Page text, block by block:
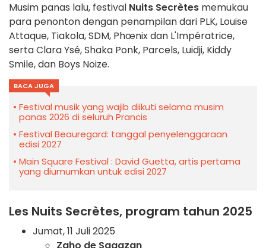
Musim panas lalu, festival Nuits Secrètes memukau
para penonton dengan penampilan dari PLK, Louise
Attaque, Tiakola, SDM, Phœnix dan L'Impératrice,
serta Clara Ysé, Shaka Ponk, Parcels, Luidji, Kiddy
Smile, dan Boys Noize.
BACA JUGA
Festival musik yang wajib diikuti selama musim
panas 2026 di seluruh Prancis
Festival Beauregard: tanggal penyelenggaraan
edisi 2027
Main Square Festival : David Guetta, artis pertama
yang diumumkan untuk edisi 2027
Les Nuits Secrètes, program tahun 2025
Jumat, 11 Juli 2025